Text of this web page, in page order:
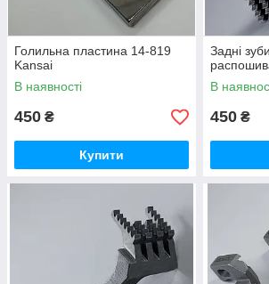
Голильна пластина 14-819
Kansai
В наявності
450 ₴
Купити
Задні
В
450 ₴